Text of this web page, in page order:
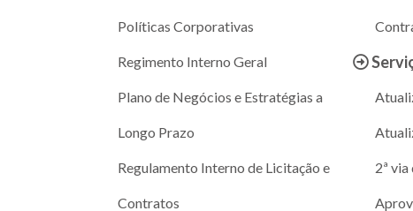
Políticas Corporativas
Regimento Interno Geral
Plano de Negócios e Estratégias a
Longo Prazo
Regulamento Interno de Licitação e
Contratos
2ª